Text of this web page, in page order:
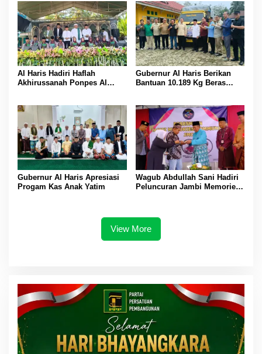
Al Haris Hadiri Haflah
Akhirussanah Ponpes Al
Gubernur Al Haris Berikan
Bantuan 10.189 Kg Beras
Gubernur Al Haris Apresiasi
Progam Kas Anak Yatim
Wagub Abdullah Sani Hadiri
Peluncuran Jambi Memories
View More